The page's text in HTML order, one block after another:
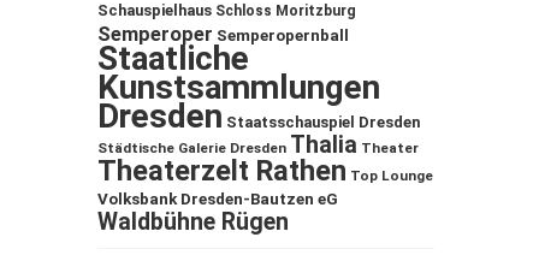
Schauspielhaus Schloss Moritzburg
Semperoper Semperopernball
Staatliche
Kunstsammlungen
Dresden Staatsschauspiel Dresden
Städtische Galerie Dresden Thalia Theater
Theaterzelt Rathen Top Lounge
Volksbank Dresden-Bautzen eG
Waldbühne Rügen